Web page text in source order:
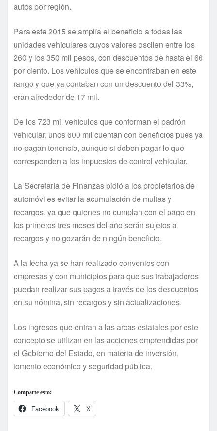
autos por región.
Para este 2015 se amplí­a el beneficio a todas las
unidades vehiculares cuyos valores oscilen entre los
260 y los 350 mil pesos, con descuentos de hasta el 66
por ciento. Los vehí­culos que se encontraban en este
rango y que ya contaban con un descuento del 33%,
eran alrededor de 17 mil.
De los 723 mil vehí­culos que conforman el padrón
vehicular, unos 600 mil cuentan con beneficios pues ya
no pagan tenencia, aunque si deben pagar lo que
corresponden a los impuestos de control vehicular.
La Secretarí­a de Finanzas pidió a los propietarios de
automóviles evitar la acumulación de multas y
recargos, ya que quienes no cumplan con el pago en
los primeros tres meses del año serán sujetos a
recargos y no gozarán de ningún beneficio.
A la fecha ya se han realizado convenios con
empresas y con municipios para que sus trabajadores
puedan realizar sus pagos a través de los descuentos
en su nómina, sin recargos y sin actualizaciones.
Los ingresos que entran a las arcas estatales por este
concepto se utilizan en las acciones emprendidas por
el Gobierno del Estado, en materia de inversión,
fomento económico y seguridad pública.
Comparte esto:
Facebook X